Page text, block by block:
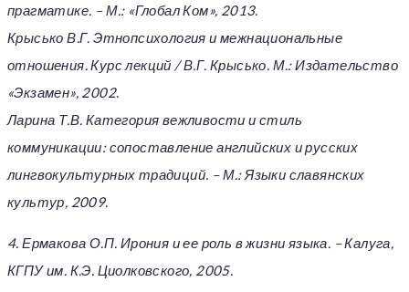
прагматике. – М.: «Глобал Ком», 2013.
Крысько В.Г. Этнопсихология и межнациональные
отношения. Курс лекций / В.Г. Крысько. М.: Издательство
«Экзамен», 2002.
Ларина Т.В. Категория вежливости и стиль
коммуникации: сопоставление английских и русских
лингвокультурных традиций. – М.: Языки славянских
культур, 2009.
4. Ермакова О.П. Ирония и ее роль в жизни языка. – Калуга,
КГПУ им. К.Э. Циолковского, 2005.